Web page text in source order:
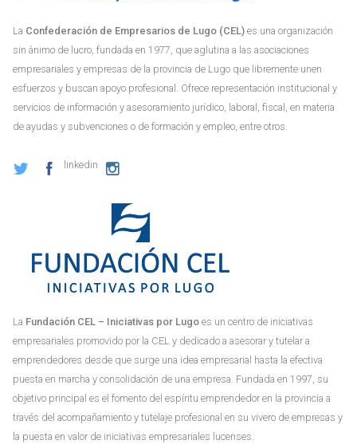
La Confederación de Empresarios de Lugo (CEL) es una organización
sin ánimo de lucro, fundada en 1977, que aglutina a las asociaciones
empresariales y empresas de la provincia de Lugo que libremente unen
esfuerzos y buscan apoyo profesional. Ofrece representación institucional y
servicios de información y asesoramiento jurídico, laboral, fiscal, en materia
de ayudas y subvenciones o de formación y empleo, entre otros.
linkedin
La Fundación CEL – Iniciativas por Lugo es un centro de iniciativas
empresariales promovido por la CEL y dedicado a asesorar y tutelar a
emprendedores desde que surge una idea empresarial hasta la efectiva
puesta en marcha y consolidación de una empresa. Fundada en 1997, su
objetivo principal es el fomento del espíritu emprendedor en la provincia a
través del acompañamiento y tutelaje profesional en su vivero de empresas y
la puesta en valor de iniciativas empresariales lucenses.